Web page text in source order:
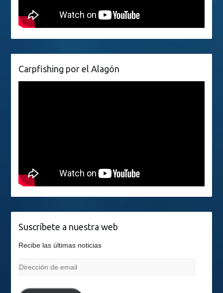
Carpfishing por el Alagón
Suscríbete a nuestra web
Recibe las últimas noticias
Dirección
email